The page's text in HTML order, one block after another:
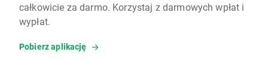
całkowicie za darmo. Korzystaj z darmowych wpłat i
wypłat.
Pobierz aplikację